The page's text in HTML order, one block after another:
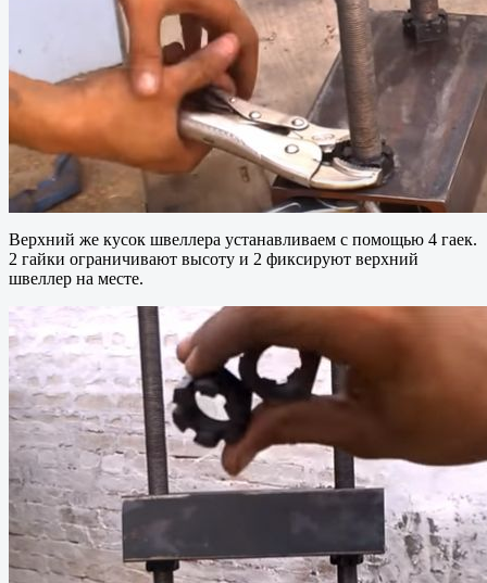
Верхний же кусок швеллера устанавливаем с помощью 4 гаек.
2 гайки ограничивают высоту и 2 фиксируют верхний
швеллер на месте.